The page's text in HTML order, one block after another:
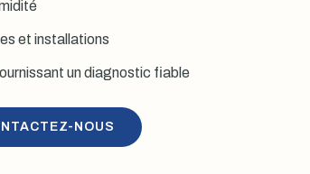
et installations
un diagnostic fiable
NOUS